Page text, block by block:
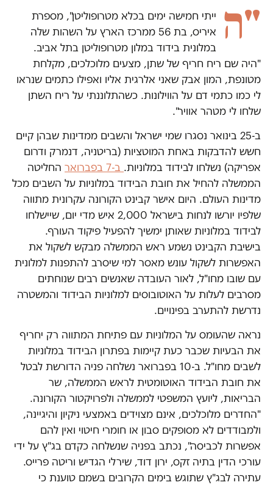
"ה
ייתי חמישה ימים בכלא מטרופוליטן", מספרת
איריס, בת 56 ממרכז הארץ על השהות שלה
במלונית בידוד במלון מטרופוליטן בתל אביב.
"היה שם ריח חריף של שתן, מצעים מלוכלכים, מקלחת
מטונפת, המון אבק שאני אלרגית אליו ואפילו כתמים שנראו
לי כמו כתמי דם על הווילונות. כשהתלוננתי על ריח השתן
שלחו לי מטהר אוויר".
ב-25 בינואר נסגרו שמי ישראל והשבים ממדינות שבהן קיים
חשש להדבקות באחת המוטציות (בריטניה, דנמרק ודרום
אפריקה) נשלחו לבידוד במלוניות. ב-7 בפברואר
החליטה
הממשלה להחיל את חובת הבידוד במלוניות על השבים מכל
מדינות העולם. היום אישר קבינט הקורונה עקרונית מתווה
שלפיו יורשו לנחות בישראל 2,000 איש מדי יום, שיישלחו
לבידוד במלוניות שאותן ימשיך להפעיל פיקוד העורף.
בישיבת הקבינט נשמע ראש הממשלה מבקש לשקול את
האפשרות לשקול עונש מאסר למי שיסרב להתפנות למלונית
עם שובו מחו"ל, לאור העובדה שאנשים רבים שנוחתים
מסרבים לעלות על האוטובוסים למלוניות הבידוד והמשטרה
נדרשת להתערב בפינויים.
נראה שהעומס על המלוניות עם פתיחת המתווה רק יחריף
את הבעיות שכבר כעת קיימות בפתרון הבידוד במלוניות
לשבים מחו"ל. ב-10 בפברואר נשלחה פניה הדורשת לבטל
את חובת הבידוד האוטומטית לראש הממשלה, שר
הבריאות, ליועץ המשפטי לממשלה ולפרויקטור הקורונה.
"החדרים מלוכלכים, אינם מצוידים באמצעי ניקיון והיגיינה,
ולמבודדים לא מסופקים סבון או חומרי חיטוי ואין להם
אפשרות לכביסה", נכתב בפניה שנשלחה כקדם בג"ץ על ידי
עורכי הדין בתיה זקס, ירון דוד, שירלי הגדיש וריטה פרייס.
עתירה לבג"ץ שתוגש בימים הקרובים בשמם טוענת כי